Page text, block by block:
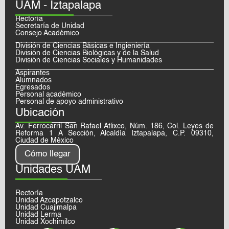
UAM - Iztapalapa
Rectoría
Secretaría de Unidad
Consejo Académico
División de Ciencias Básicas e Ingieniería
División de Ciencias Biológicas y de la Salud
División de Ciencias Sociales y Humanidades
Aspirantes
Alumnados
Egresados
Personal académico
Personal de apoyo administrativo
Ubicación
Av. Ferrocarril San Rafael Atlixco, Núm. 186, Col. Leyes de
Reforma 1 A Sección, Alcaldía Iztapalapa, C.P. 09310,
Ciudad de México
Cómo llegar
Unidades UAM
Rectoría
Unidad Azcapotzalco
Unidad Cuajimalpa
Unidad Lerma
Unidad Xochimilco